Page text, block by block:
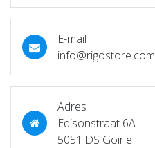
E-mail
info@rigostore.com
Adres
Edisonstraat 6A
5051 DS Goirle